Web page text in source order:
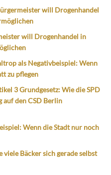
will Drogenhandel
will Drogenhandel in
als Negativbeispiel: Wenn
zu pflegen
3 Grundgesetz: Wie die SPD
auf den CSD Berlin
Wenn die Stadt nur noch
viele Bäcker sich gerade selbst